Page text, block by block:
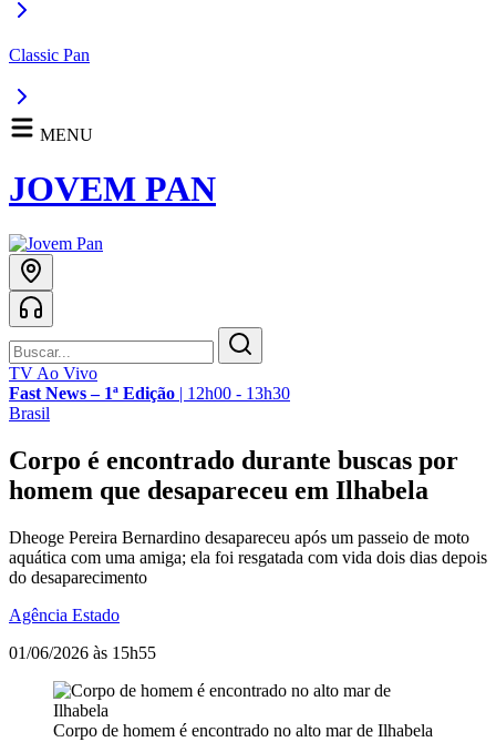
Classic Pan
MENU
JOVEM PAN
TV Ao Vivo
Fast News – 1ª Edição | 12h00 - 13h30
Brasil
Corpo é encontrado durante buscas por
homem que desapareceu em Ilhabela
Dheoge Pereira Bernardino desapareceu após um passeio de moto
aquática com uma amiga; ela foi resgatada com vida dois dias depois
do desaparecimento
Agência Estado
01/06/2026 às 15h55
Corpo de homem é encontrado no alto mar de Ilhabela